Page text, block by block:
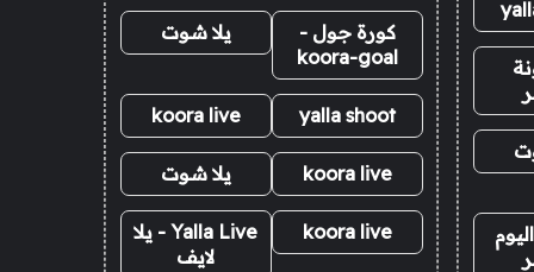
كورة جول -
koora-goal
يلا شوت
yalla shoot
koora live
koora live يلا شوت
koora live
Yalla Live - يلا
لايف